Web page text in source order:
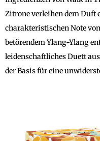
Zitrone verleihen dem Duft
charakteristischen Note
betörendem Ylang-Ylang
leidenschaftliches Duett
der Basis für eine